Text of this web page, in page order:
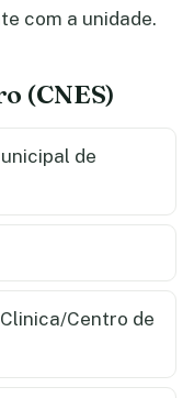
com a unidade.
(CNES)
de
Clinica/Centro de